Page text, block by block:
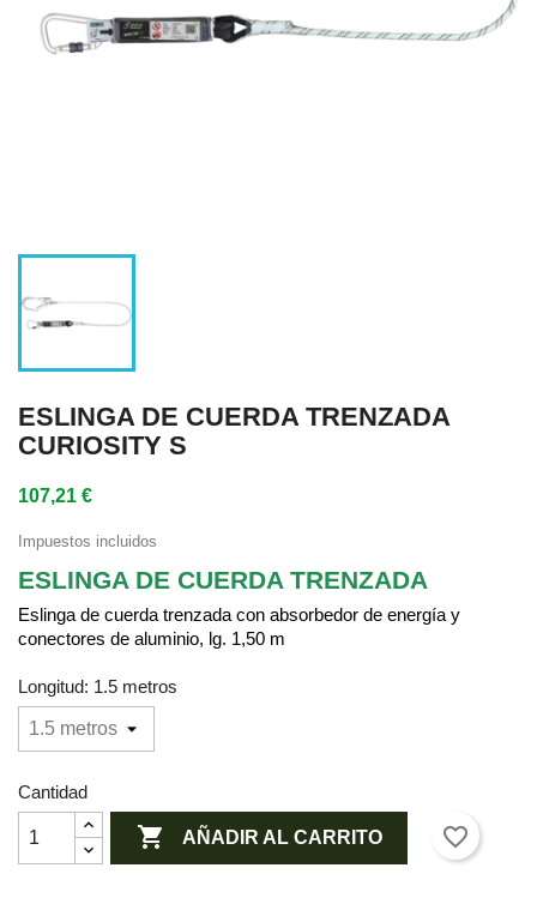
ESLINGA DE CUERDA TRENZADA
CURIOSITY S
107,21 €
Impuestos incluidos
ESLINGA DE CUERDA TRENZADA
Eslinga de cuerda trenzada con absorbedor de energía y
conectores de aluminio, lg. 1,50 m
Longitud: 1.5 metros
Cantidad
 AÑADIR AL CARRITO favorite_border